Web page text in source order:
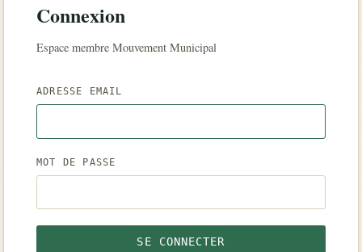
Connexion
Espace membre Mouvement Municipal
ADRESSE EMAIL
MOT DE PASSE
SE CONNECTER